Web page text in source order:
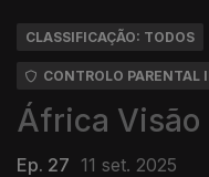
CLASSIFICAÇÃO: TODOS
CONTROLO PARENTAL
África Visão
Ep. 27 11 set. 2025